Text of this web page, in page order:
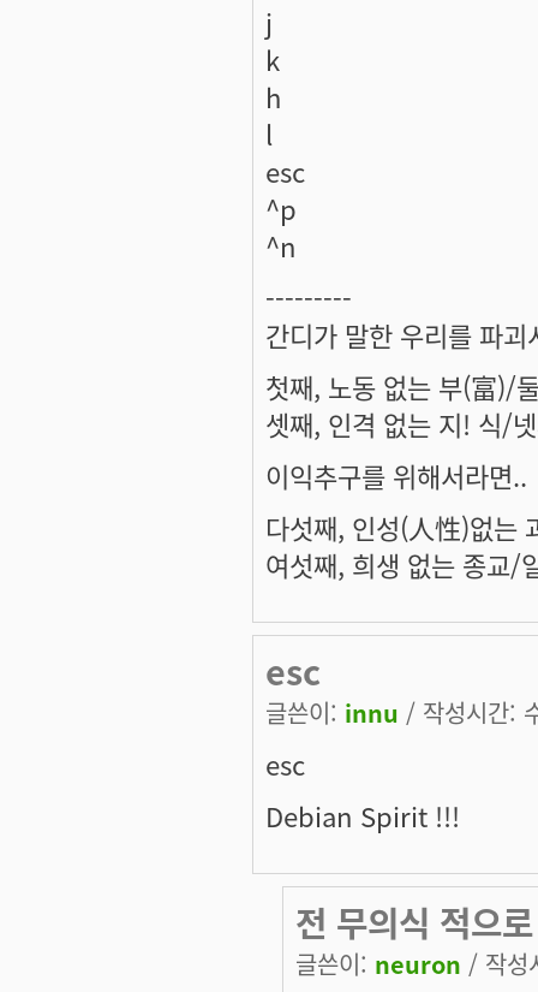
j
k
h
l
esc
^p
^n
---------
간디가 말한 우리를 파
첫째, 노동 없는 부(富)/
셋째, 인격 없는 지! 식/
이익추구를 위해서라면..
다섯째, 인성(人性)없는
여섯째, 희생 없는 종교/
esc
글쓴이: innu / 작성시간:
esc
Debian Spirit !!!
전 무의식 적으로
글쓴이: neuron / 작성